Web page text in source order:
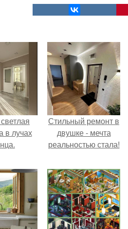
в лучах
Стильный ремонт в
двушке - мечта
реальностью стала!